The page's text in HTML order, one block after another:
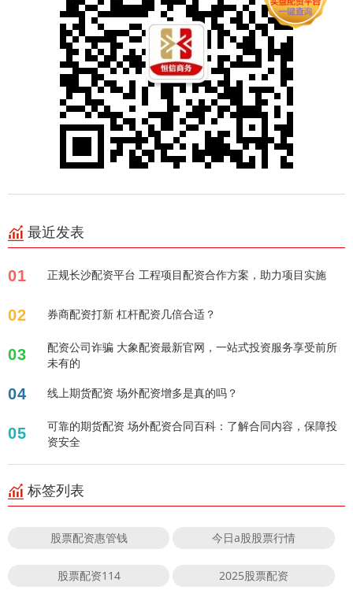
最近发表
01 正规长沙配资平台 工程项目配资合作方案，助力项目实施
02 券商配资打新 杠杆配资几倍合适？
03
配资公司诈骗 大象配资最新官网，一站式投资服务享受前所
未有的
04 线上期货配资 场外配资增多是真的吗？
05
可靠的期货配资 场外配资合同百科：了解合同内容，保障投
资安全
标签列表
股票配资惠管钱 今日a股股票行情
股票配资114 2025股票配资